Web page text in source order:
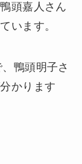
頭嘉人さん
います。
鴨頭明子さ
かります